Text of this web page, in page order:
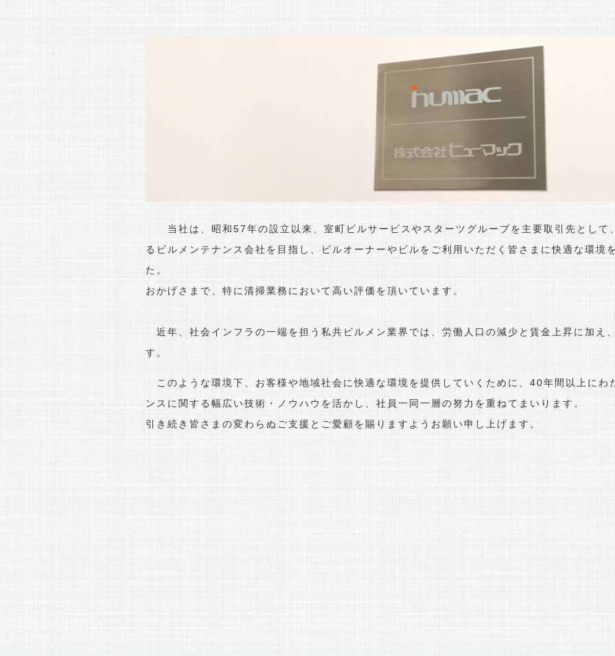
当社は、昭和57年の設立以来、室町ビルサービスやスターツグループを主要取引先として
るビルメンテナンス会社を目指し、ビルオーナーやビルをご利用いただく皆さまに快適な環境
た。
おかげさまで、特に清掃業務において高い評価を頂いています。
近年、社会インフラの一端を担う私共ビルメン業界では、労働人口の減少と賃金上昇に加え
す。
このような環境下、お客様や地域社会に快適な環境を提供していくために、40年間以上にわ
ンスに関する幅広い技術・ノウハウを活かし、社員一同一層の努力を重ねてまいります。
引き続き皆さまの変わらぬご支援とご愛顧を賜りますようお願い申し上げます。